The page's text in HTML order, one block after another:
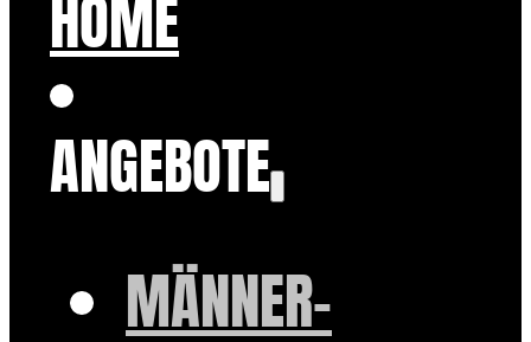
HOME
ANGEBOTE
MÄNNER-